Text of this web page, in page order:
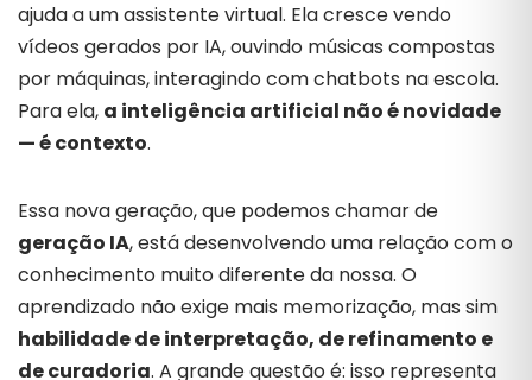
ajudaaumassistentevirtual. Elacrescevendo
vídeos gerados por IA,ouvindo músicas compostas
por máquinas,interagindocomchatbots naescola.
Paraela, a inteligência artificial nãoénovidade
—écontexto.
Essa novageração,que podemos chamarde
geração IA,estádesenvolvendouma relaçãocomo
conhecimento muitodiferenteda nossa. O
aprendizado nãoexige mais memorização, mas sim
habilidadedeinterpretação, derefinamento e
decuradoria. A grandequestãoé: isso representa